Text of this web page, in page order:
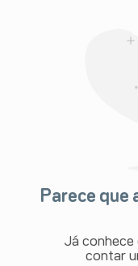
Parece que
Já conhece
contar